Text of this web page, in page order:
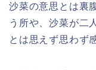
沙菜の意思とは裏
う所や、沙菜が二
とは思えず思わず